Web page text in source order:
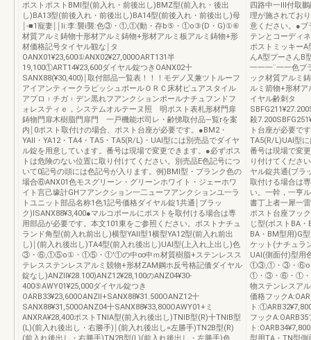
ポストポストBMl型(前入れ・前後出し)BMZ型(前入れ・後出
し)BA13型(前後入れ・前後出し)BA14型(前後入れ・前後出し)母
￨‐■1寵妻￨￨li:李:襲i襲:色③・①,①(動・存b⑤・①o③(D・G)①⑥
材質アルミ鋳物十形材アルミ鋳物+形材アルミ板アルミ鋳物+形
材価格記号タイヤル観な￨タ
OANX01¥23,600①ANX02¥27,000OART131半
19,100①ART14¥23,600ダイヤル錠つきOANX02十
SANX88(¥30,400)￨取付部品一覧表！！！モデノ又兼ツトルーフ
アイアンティークラピッシュポールＯＲＣ床材ピュアスタイル
アプロ︲チガ︲デン黒れフアンクションポールナチュフンドフ
ォレスティｅ，システムオルテーヌ照 明ポスト表札形材門扉
鋳物門扉木樹脂門扉門 一戸機能ポ司レ・齢悌取付品―覧rを案
内￨0ポスト取付けの場合、ポスト台座が必要です。●BM2・
YAll・YA12・TA4・TA5・TA5(R/L)・UAl型には別売品でダイヤ
ル錠を用意しています。番号は現場で変更できます。●必ずポス
トは危険のない位置に取り付けてください。別売品E色記号につ
いて0記号の頭には色記号が入ります。例)BMl型・ブランク色の
場合⑥ANX01色モスグリーン・グリーンホワイト・ジェーホワ
イト言己壕計GHフアンクション一二ューフアンクションユ一ラ
トユニット部品名称1色1記号価格ダイヤル錠1共通￨ブラッ
ク)ISANX88¥3,400●マルコポールにポストを取付ける場合は専
用部品が必要です。本文101東をご参照ください。ポストナチュ
ランド角型(前入れ前出し)横型YAll型1横型YA12型(前入れ前出
し)￨(前入れ後出し)TA4型(前入れ後出し)UAl型(上入れ上出し)色
③・⑥,①⑤o①・①⑤・①'①の中∞中ｍ材質樹脂+ステンレスス
テレスステンレスアルミ競物+形材ZAM鋼ホ反号格記価ダイヤル
錠なし)ANZll¥28.100)ANZ12¥28,100のANZ04¥30‐
400⑤AWY01¥25,000ダイヤル錠つき
OARB33¥23,600OANZll+SANX88¥31.500OANZ12十
SANX88¥31,500OANZ04十SANX88¥33,800OAWY01+ミ
ANXRA¥28,400ポストTNlA型(前入れ後出し)TNlB型(R)十TNlB型
(L)(前入れ後出し・右勝手)￨(前入れ後出し=左勝手)TN2B型(R)
四路中一Ⅲ付取
理が施されてお
意ください。●ブ
テンとコーディ
ポストミッキーA
んA型プーさんB
一一一¨一一色ブ
ック材質アルミ
ルミ箭物+形材
イヤル齢刺タ
殺
ト台座が必要で
TA5(R/L)UAl型
番号は現場で変
り付けてくださ
ヤル錠共通(ブラ
取付ける場合は
い。一幹，一亨
書丁上者一犀一
ポスト台座フッ
じ型(ポストBA
BA・BM型用)G
ケット(ナチュラ
UAl(側面付)型
①③,①・③・
①・③・⑥・①・①
物ステンレスア
価格フック
ト
フック
ト